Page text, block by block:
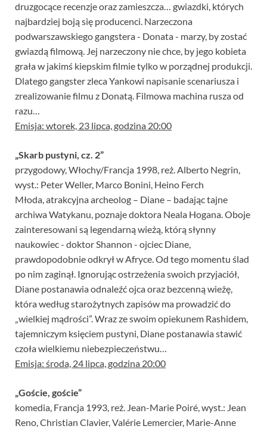
druzgocące recenzje oraz zamieszcza… gwiazdki, których
najbardziej boją się producenci. Narzeczona
podwarszawskiego gangstera - Donata - marzy, by zostać
gwiazdą filmową. Jej narzeczony nie chce, by jego kobieta
grała w jakimś kiepskim filmie tylko w porządnej produkcji.
Dlatego gangster zleca Yankowi napisanie scenariusza i
zrealizowanie filmu z Donatą. Filmowa machina rusza od
razu…
Emisja: wtorek, 23 lipca, godzina 20:00
„Skarb pustyni, cz. 2”
przygodowy, Włochy/Francja 1998, reż. Alberto Negrin,
wyst.: Peter Weller, Marco Bonini, Heino Ferch
Młoda, atrakcyjna archeolog – Diane – badając tajne
archiwa Watykanu, poznaje doktora Neala Hogana. Oboje
zainteresowani są legendarną wieżą, którą słynny
naukowiec - doktor Shannon - ojciec Diane,
prawdopodobnie odkrył w Afryce. Od tego momentu ślad
po nim zaginął. Ignorując ostrzeżenia swoich przyjaciół,
Diane postanawia odnaleźć ojca oraz bezcenną wieżę,
która według starożytnych zapisów ma prowadzić do
„wielkiej mądrości”. Wraz ze swoim opiekunem Rashidem,
tajemniczym księciem pustyni, Diane postanawia stawić
czoła wielkiemu niebezpieczeństwu…
Emisja: środa, 24 lipca, godzina 20:00
„Goście, goście”
komedia, Francja 1993, reż. Jean-Marie Poiré, wyst.: Jean
Reno, Christian Clavier, Valérie Lemercier, Marie-Anne